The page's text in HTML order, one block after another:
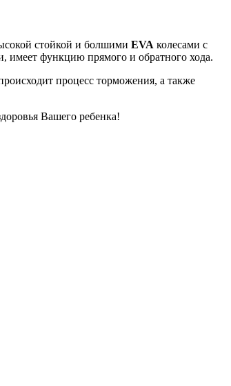
стойкой и болшими EVA колесами с
имеет функцию прямого и обратного хода.
процесс торможения, а также
Вашего ребенка!